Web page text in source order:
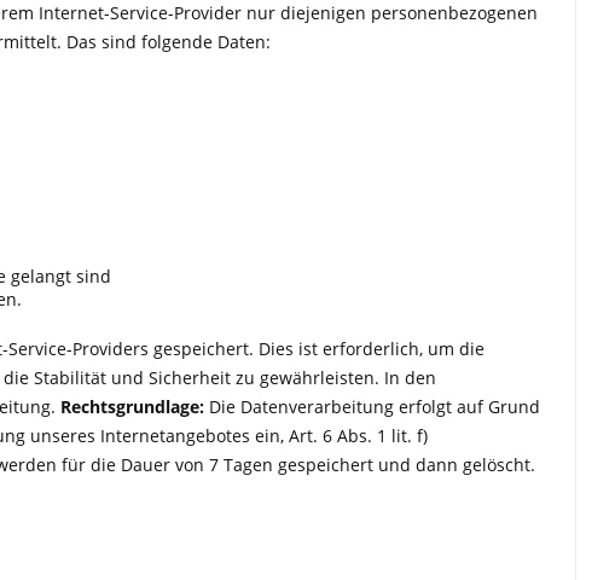
Internet-Service-Provider nur diejenigen personenbezogenen
Das sind folgende Daten:
gelangt sind
Providers gespeichert. Dies ist erforderlich, um die
Stabilität und Sicherheit zu gewährleisten. In den
Rechtsgrundlage: Die Datenverarbeitung erfolgt auf Grund
unseres Internetangebotes ein, Art. 6 Abs. 1 lit. f)
für die Dauer von 7 Tagen gespeichert und dann gelöscht.